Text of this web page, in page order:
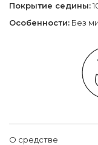
Покрытие седины:
Особенности: Без
О средстве